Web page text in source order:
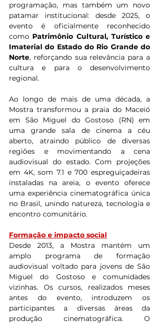
programação, mas também um novo
patamar institucional: desde 2025, o
evento é oficialmente reconhecido
como Patrimônio Cultural, Turístico e
Imaterial do Estado do Rio Grande do
Norte, reforçando sua relevância para a
cultura e para o desenvolvimento
regional.
Ao longo de mais de uma década, a
Mostra transformou a praia do Maceió
em São Miguel do Gostoso (RN) em
uma grande sala de cinema a céu
aberto, atraindo público de diversas
regiões e movimentando a cena
audiovisual do estado. Com projeções
em 4K, som 7.1 e 700 espreguiçadeiras
instaladas na areia, o evento oferece
uma experiência cinematográfica única
no Brasil, unindo natureza, tecnologia e
encontro comunitário.
Formação e impacto social
Desde 2013, a Mostra mantém um
amplo programa de formação
audiovisual voltado para jovens de São
Miguel do Gostoso e comunidades
vizinhas. Os cursos, realizados meses
antes do evento, introduzem os
participantes a diversas áreas da
produção cinematográfica. O